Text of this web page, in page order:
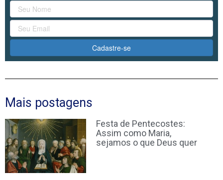
Cadastre-se
Mais postagens
Festa de Pentecostes:
Assim como Maria,
sejamos o que Deus quer